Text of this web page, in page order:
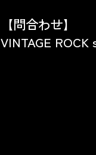
【問合わせ】
VINTAGE ROCK